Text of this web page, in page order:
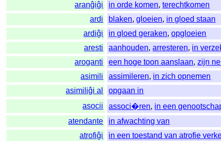
aranĝiĝi
in orde komen,terechtkomen
ardi
blaken,gloeien, in gloed staan
ardiĝi
in gloed geraken,opgloeien
aresti
aanhouden,arresteren, in
aroganti
een hoge toon aanslaan,zijn
asimili
assimileren, in zich opnemen
asimiliĝi al
opgaan in
asocii
associ�ren, in een
atendante
in afwachting van
atrofiĝi
in een toestand van atrofie